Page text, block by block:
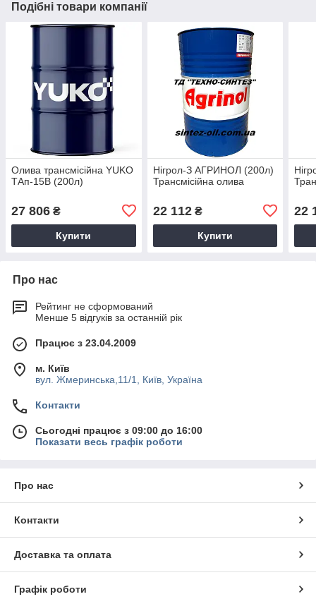
Подібні товари компанії
Олива трансмісійна YUKO
ТАп-15В (200л)
27 806 ₴
Купити
Нігрол-З АГРИНОЛ (200л)
Трансмісійна олива
22 112₴
Купити
22
Про нас
Рейтинг не сформований
Менше 5 відгуків за останній рік
Працює з 23.04.2009
м. Київ
вул. Жмеринська,11/1, Київ, Україна
Контакти
Сьогодні працює з 09:00 до 16:00
Показати весь графік роботи
Про нас
Контакти
Доставка та оплата
Графік роботи